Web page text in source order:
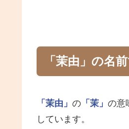
「茉由」の名
「茉由」 の 「茉」 の意
しています。